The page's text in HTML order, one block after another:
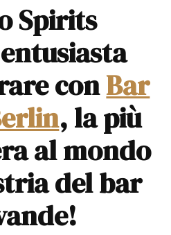
Spirits
conBar
, la più
al mondo
del bar